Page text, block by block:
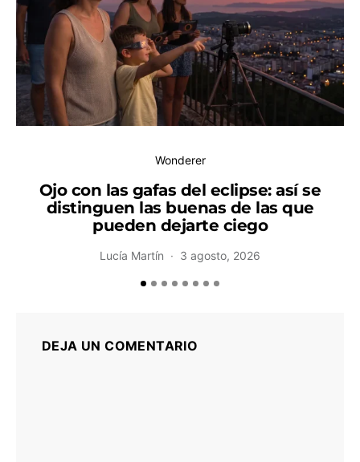
Wonderer
Ojo con las gafas del eclipse: así se
distinguen las buenas de las que
pueden dejarte ciego
Lucía Martín 3 agosto, 2026
DEJA UN COMENTARIO